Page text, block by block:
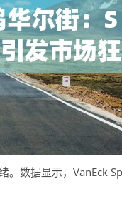
数据显示，VanEck